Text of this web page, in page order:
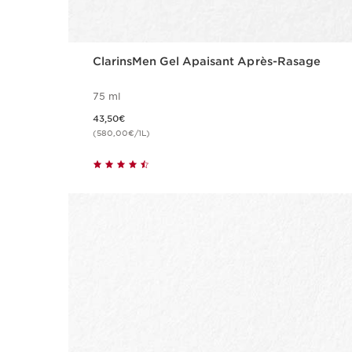
ClarinsMen Gel Apaisant Après-Rasage
75 ml
43,50€
(580,00€/1L)